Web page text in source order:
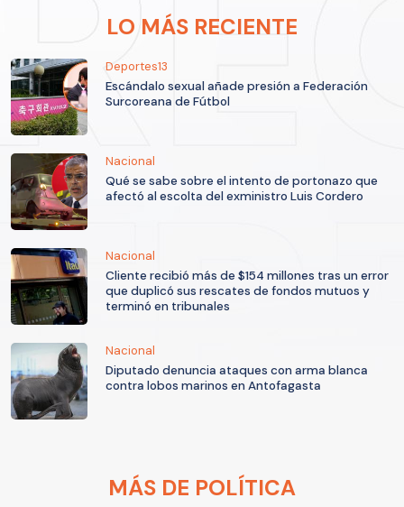
LO MÁS RECIENTE
Deportes13
Escándalo sexual añade presión a Federación
Surcoreana de Fútbol
Nacional
Qué se sabe sobre el intento de portonazo que
afectó al escolta del exministro Luis Cordero
Nacional
Cliente recibió más de $154 millones tras un error
que duplicó sus rescates de fondos mutuos y
terminó en tribunales
Nacional
Diputado denuncia ataques con arma blanca
contra lobos marinos en Antofagasta
MÁS DE POLÍTICA